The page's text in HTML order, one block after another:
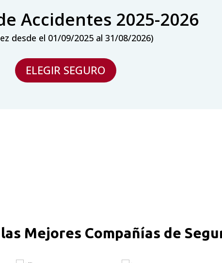
Accidentes 2025-2026
desde el 01/09/2025 al 31/08/2026)
ELEGIR SEGURO
Mejores Compañías de